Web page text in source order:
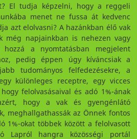
El tudja képzelni, hogy a reggeli
menet ne fussa át kedvenc
azt elolvasni? A hazánkban élő vak
még napjainkban is nehezen vagy
a nyomtatásban megjelent
pedig éppen úgy kíváncsiak a
tudományos felfedezésekre, a
különleges receptre, egy vicces
felolvasásaival és adó 1%-ának
hogy a vak és gyengénlátó
meghallgathassák az Önnek fontos
1%-okat többek között a felolvasott
Lapról hangra közösségi portál